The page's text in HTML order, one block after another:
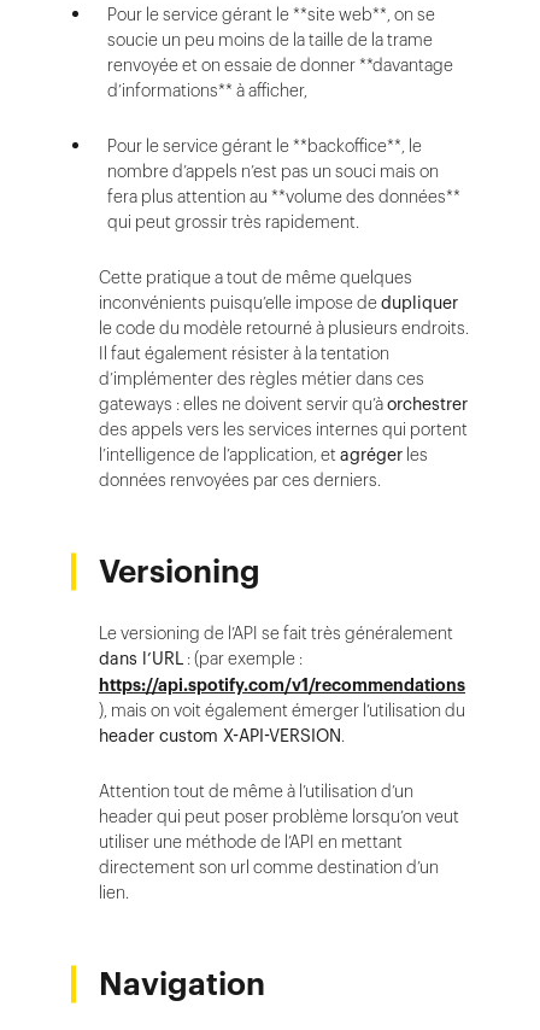
Pour le service gérant le **site web**, on se
soucie un peu moins de la taille de la trame
renvoyée et on essaie de donner **davantage
d’informations** à afficher,
Pour le service gérant le **backoffice**, le
nombre d’appels n’est pas un souci mais on
fera plus attention au **volume des données**
qui peut grossir très rapidement.
Cette pratique a tout de même quelques
inconvénients puisqu’elle impose dedupliquer
le code du modèle retourné à plusieurs endroits.
Il faut également résister à la tentation
d’implémenter des règles métier dans ces
gateways : elles ne doivent servir qu’àorchestrer
des appels vers les services internes qui portent
l’intelligence de l’application, etagréger les
données renvoyées par ces derniers.
Versioning
Le versioning de l’API se fait très généralement
dans l’URL : (par exemple :
https://api.spotify.com/v1/recommendations
), mais on voit également émerger l’utilisation du
header custom X-API-VERSION.
Attention tout de même à l’utilisation d’un
header qui peut poser problème lorsqu’on veut
utiliser une méthode de l’API en mettant
directement son url comme destination d’un
lien.
Navigation